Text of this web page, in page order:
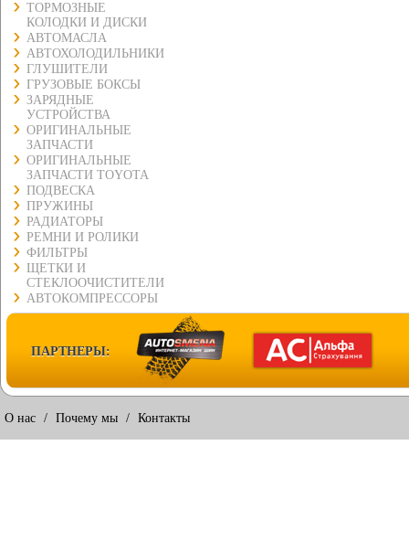
ТОРМОЗНЫЕ
КОЛОДКИ И ДИСКИ
АВТОМАСЛА
АВТОХОЛОДИЛЬНИКИ
ГЛУШИТЕЛИ
ГРУЗОВЫЕ БОКСЫ
ЗАРЯДНЫЕ
УСТРОЙСТВА
ОРИГИНАЛЬНЫЕ
ЗАПЧАСТИ
ОРИГИНАЛЬНЫЕ
ЗАПЧАСТИ TOYOTA
ПОДВЕСКА
ПРУЖИНЫ
РАДИАТОРЫ
РЕМНИ И РОЛИКИ
ФИЛЬТРЫ
ЩЕТКИ И
СТЕКЛООЧИСТИТЕЛИ
АВТОКОМПРЕССОРЫ
ПАРТНЕРЫ:
О нас / Почему мы / Контакты